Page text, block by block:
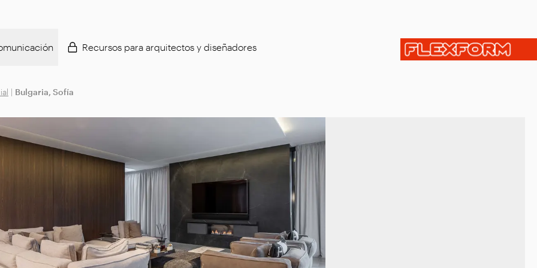
Recursos para arquitectos y diseñadores
| Bulgaria, Sofía